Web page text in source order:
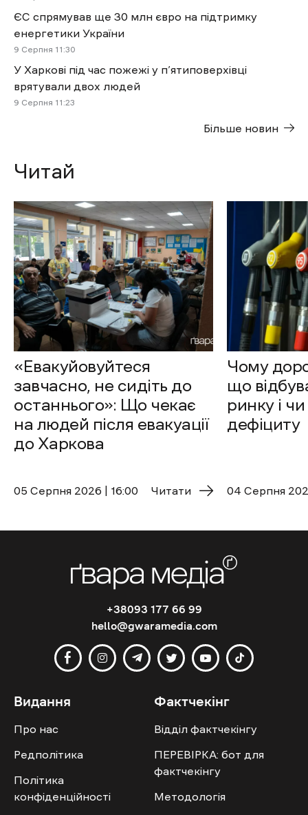
ЄС спрямував ще 30 млн євро на підтримку
енергетики України
9 Cерпня 11:30
У Харкові під час пожежі у п’ятиповерхівці
врятували двох людей
9 Cерпня 11:23
Більше новин
Читай
«Евакуйовуйтеся
завчасно, не сидіть до
останнього»: Що чекає
на людей після евакуації
до Харкова
05 Cерпня 2026 | 16:00 Читати
Чому
що
ринку і
дефіциту
04 Cерпня
+38093 177 66 99
hello@gwaramedia.com
Видання
Про нас
Редполітика
Політика
конфіденційності
Фактчекінг
Відділ фактчекінгу
ПЕРЕВІРКА: бот для
фактчекінгу
Методологія